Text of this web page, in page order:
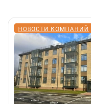
НОВОСТИ КОМПАНИЙ